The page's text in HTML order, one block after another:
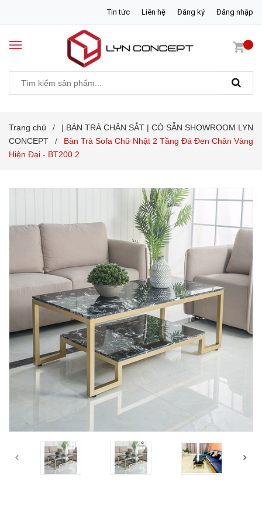
Tin tức Liên hệ Đăng ký Đăng nhập
Trang chủ /
| BÀN TRÀ CHÂN SẮT | CÓ SẴN SHOWROOM LYN
CONCEPT
/
Bàn Trà Sofa Chữ Nhật 2 Tầng Đá Đen Chân Vàng
Hiện Đại - BT200.2